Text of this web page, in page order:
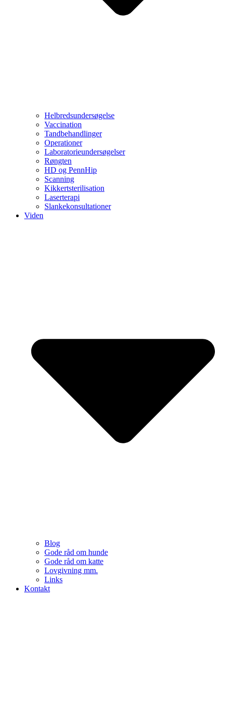
Helbredsundersøgelse
Vaccination
Tandbehandlinger
Operationer
Laboratorieundersøgelser
Røngten
HD og PennHip
Scanning
Kikkertsterilisation
Laserterapi
Slankekonsultationer
Viden
Blog
Gode råd om hunde
Gode råd om katte
Lovgivning mm.
Links
Kontakt